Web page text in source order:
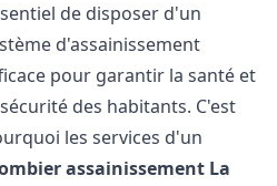
de disposer d'un
d'assainissement
pour garantir la santé et
des habitants. C'est
les services d'un
assainissement La